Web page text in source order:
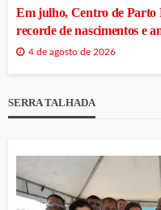
Em julho, Centro de Parto
recorde de nascimentos e
4 de agosto de 2026
SERRA TALHADA